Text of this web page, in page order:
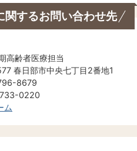
関するお問い合わせ先
高齢者医療担当
春日部市中央七丁目2番地1
8679
0220
ム